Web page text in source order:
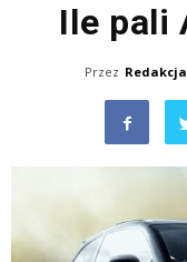
Ile pali
Przez Redakcja